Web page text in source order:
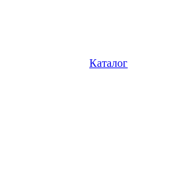
Каталог